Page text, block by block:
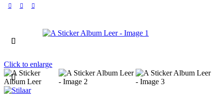
Click to enlarge